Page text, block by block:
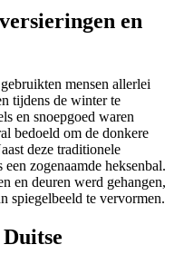
en
mensen allerlei
tijdens de winter te
en snoepgoed waren
bedoeld om de donkere
deze traditionele
zogenaamde heksenbal.
en deuren werd gehangen,
spiegelbeeld te vervormen.